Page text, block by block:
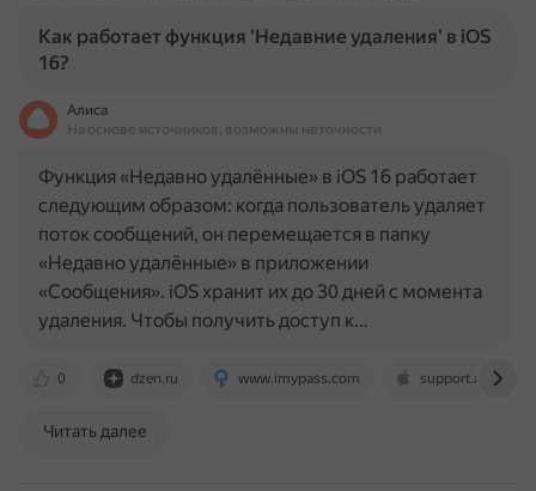
Как работает функция 'Недавние удаления' в iOS
16?
Алиса
На основе источников, возможны неточности
0 dzen.ru www.imypass.com
Функция «Недавно удалённые» в iOS 16 работает
следующим образом: когда пользователь удаляет
поток сообщений, он перемещается в папку
«Недавно удалённые» в приложении
«Сообщения». iOS хранит их до 30 дней с момента
удаления. Чтобы получить доступ к…
Читать далее